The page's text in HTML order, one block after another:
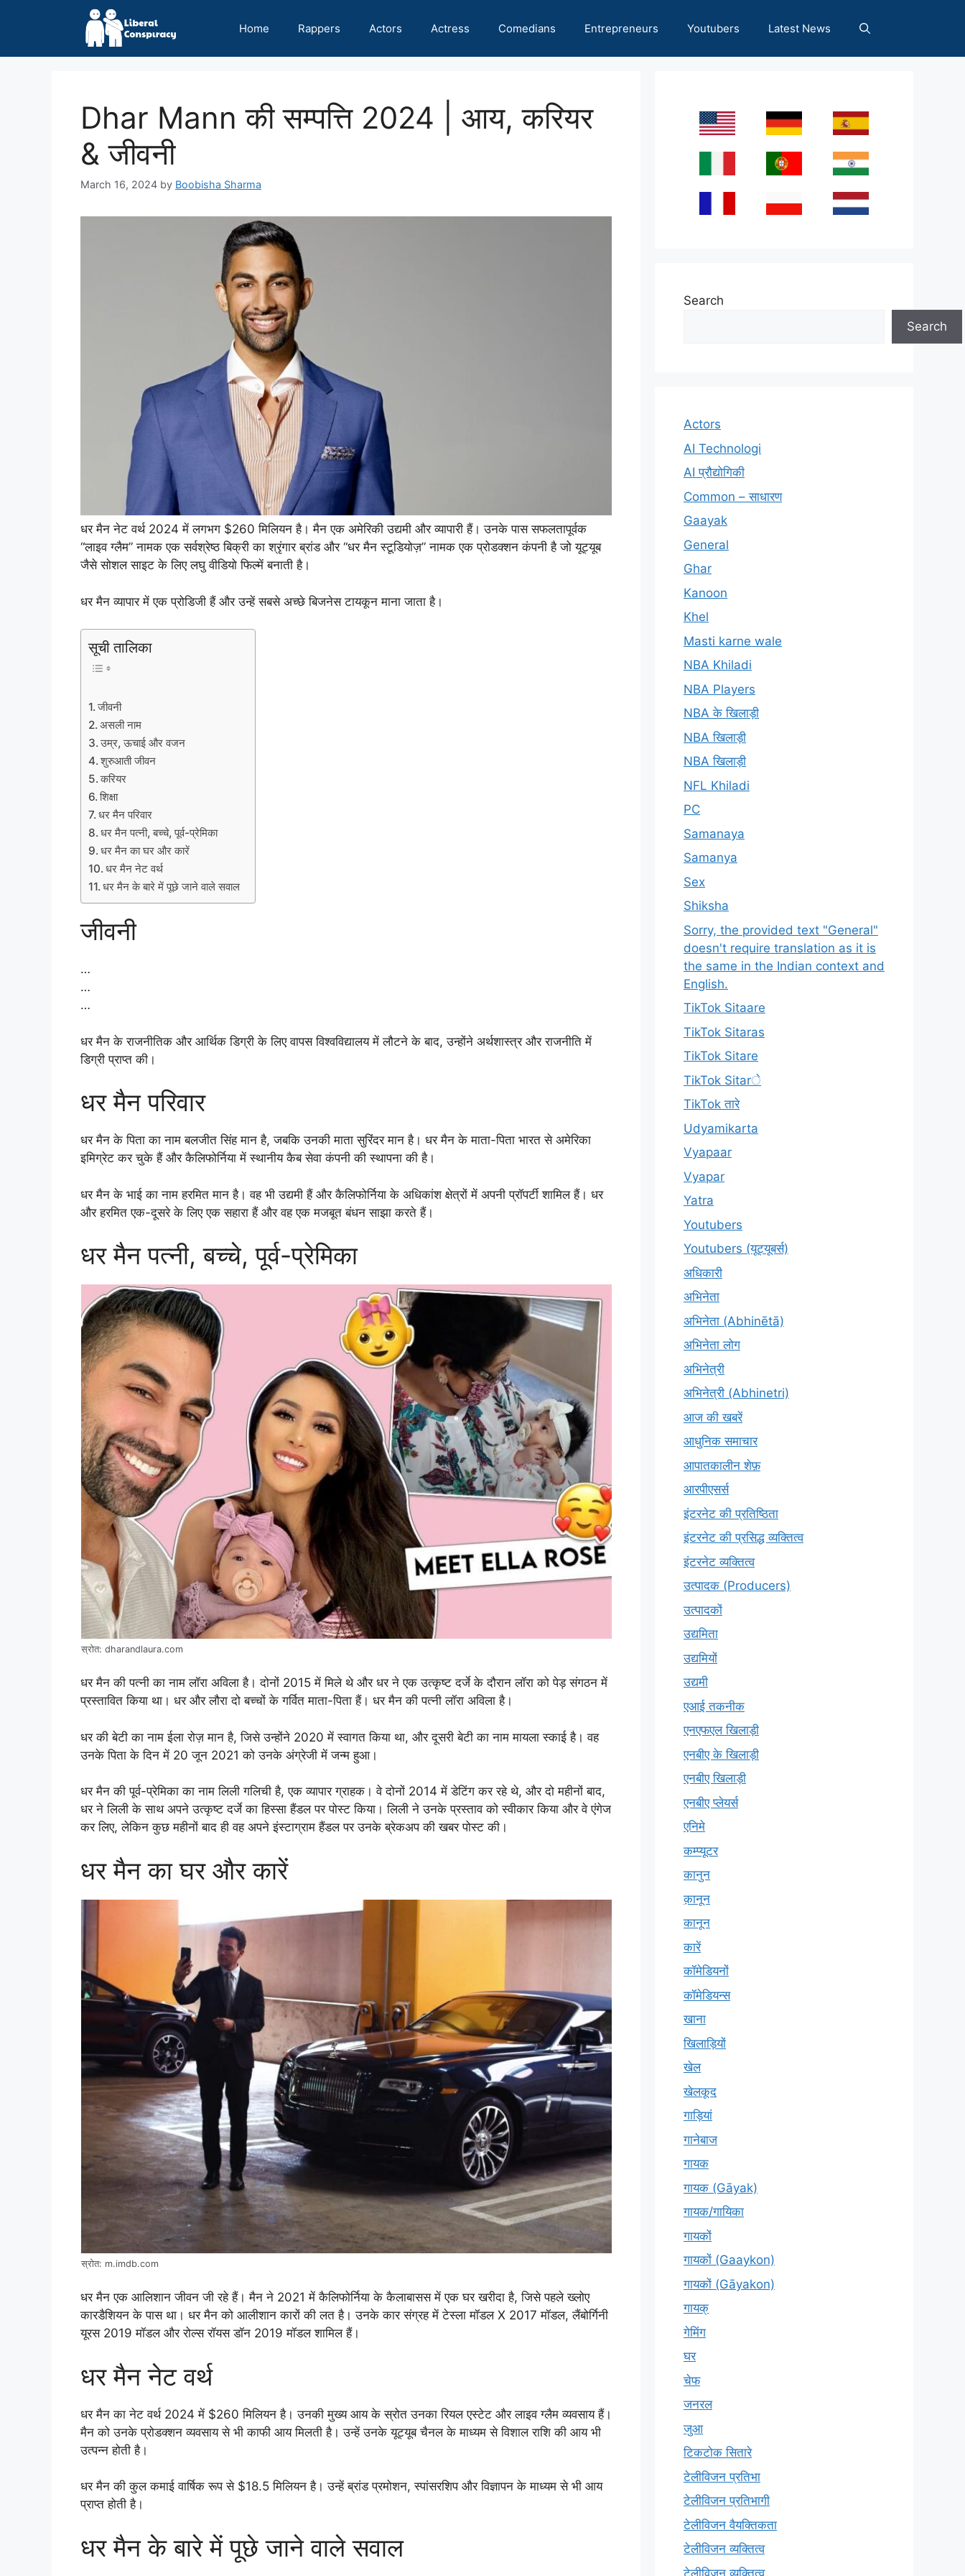
Home Rappers Actors Actress Comedians Entrepreneurs Youtubers Latest News
Dhar Mann की सम्पत्ति 2024 | आय, करियर
& जीवनी
March 16, 2024 by Boobisha Sharma
धर मैन नेट वर्थ 2024 में लगभग $260 मिलियन है। मैन एक अमेरिकी उद्यमी और व्यापारी हैं। उनके पास सफलतापूर्वक
“लाइव ग्लैम” नामक एक सर्वश्रेष्ठ बिक्री का श्रृंगार ब्रांड और “धर मैन स्टूडियोज़” नामक एक प्रोडक्शन कंपनी है जो यूट्यूब
जैसे सोशल साइट के लिए लघु वीडियो फिल्में बनाती है।
धर मैन व्यापार में एक प्रोडिजी हैं और उन्हें सबसे अच्छे बिजनेस टायकून माना जाता है।
सूची तालिका
जीवनी
असली नाम
उम्र, ऊचाई और वजन
शुरुआती जीवन
करियर
शिक्षा
धर मैन परिवार
धर मैन पत्नी, बच्चे, पूर्व-प्रेमिका
धर मैन का घर और कारें
धर मैन नेट वर्थ
धर मैन के बारे में पूछे जाने वाले सवाल
जीवनी
…
…
…
धर मैन के राजनीतिक और आर्थिक डिग्री के लिए वापस विश्वविद्यालय में लौटने के बाद, उन्होंने अर्थशास्त्र और राजनीति में
डिग्री प्राप्त की।
धर मैन परिवार
धर मैन के पिता का नाम बलजीत सिंह मान है, जबकि उनकी माता सुरिंदर मान है। धर मैन के माता-पिता भारत से अमेरिका
इमिग्रेट कर चुके हैं और कैलिफोर्निया में स्थानीय कैब सेवा कंपनी की स्थापना की है।
धर मैन के भाई का नाम हरमित मान है। वह भी उद्यमी हैं और कैलिफोर्निया के अधिकांश क्षेत्रों में अपनी प्रॉपर्टी शामिल हैं। धर
और हरमित एक-दूसरे के लिए एक सहारा हैं और वह एक मजबूत बंधन साझा करते हैं।
धर मैन पत्नी, बच्चे, पूर्व-प्रेमिका
स्रोत: dharandlaura.com
धर मैन की पत्नी का नाम लॉरा अविला है। दोनों 2015 में मिले थे और धर ने एक उत्कृष्ट दर्जे के दौरान लॉरा को पेड़ संगठन में
प्रस्तावित किया था। धर और लौरा दो बच्चों के गर्वित माता-पिता हैं। धर मैन की पत्नी लॉरा अविला है।
धर की बेटी का नाम ईला रोज़ मान है, जिसे उन्होंने 2020 में स्वागत किया था, और दूसरी बेटी का नाम मायला स्काई है। वह
उनके पिता के दिन में 20 जून 2021 को उनके अंग्रेजी में जन्म हुआ।
धर मैन की पूर्व-प्रेमिका का नाम लिली गलिची है, एक व्यापार ग्राहक। वे दोनों 2014 में डेटिंग कर रहे थे, और दो महीनों बाद,
धर ने लिली के साथ अपने उत्कृष्ट दर्जे का हिस्सा हैंडल पर पोस्ट किया। लिली ने उनके प्रस्ताव को स्वीकार किया और वे एंगेज
कर लिए, लेकिन कुछ महीनों बाद ही वह अपने इंस्टाग्राम हैंडल पर उनके ब्रेकअप की खबर पोस्ट की।
धर मैन का घर और कारें
स्रोत: m.imdb.com
धर मैन एक आलिशान जीवन जी रहे हैं। मैन ने 2021 में कैलिफोर्निया के कैलाबासस में एक घर खरीदा है, जिसे पहले ख्लोए
कारडैशियन के पास था। धर मैन को आलीशान कारों की लत है। उनके कार संग्रह में टेस्ला मॉडल X 2017 मॉडल, लैंबोर्गिनी
यूरस 2019 मॉडल और रोल्स रॉयस डॉन 2019 मॉडल शामिल हैं।
धर मैन नेट वर्थ
धर मैन का नेट वर्थ 2024 में $260 मिलियन है। उनकी मुख्य आय के स्रोत उनका रियल एस्टेट और लाइव ग्लैम व्यवसाय हैं।
मैन को उनके प्रोडक्शन व्यवसाय से भी काफी आय मिलती है। उन्हें उनके यूट्यूब चैनल के माध्यम से विशाल राशि की आय भी
उत्पन्न होती है।
धर मैन की कुल कमाई वार्षिक रूप से $18.5 मिलियन है। उन्हें ब्रांड प्रमोशन, स्पांसरशिप और विज्ञापन के माध्यम से भी आय
प्राप्त होती है।
धर मैन के बारे में पूछे जाने वाले सवाल
Search
Search
Actors
AI Technologi
AI प्रौद्योगिकी
Common – साधारण
Gaayak
General
Ghar
Kanoon
Khel
Masti karne wale
NBA Khiladi
NBA Players
NBA के खिलाड़ी
NBA खिलाड़ी
NBA खिलाड़ी
NFL Khiladi
PC
Samanaya
Samanya
Sex
Shiksha
Sorry, the provided text "General"
doesn't require translation as it is
the same in the Indian context and
English.
TikTok Sitaare
TikTok Sitaras
TikTok Sitare
TikTok Sitarे
TikTok तारे
Udyamikarta
Vyapaar
Vyapar
Yatra
Youtubers
Youtubers (यूट्यूबर्स)
अधिकारी
अभिनेता
अभिनेता (Abhinētā)
अभिनेता लोग
अभिनेत्री
अभिनेत्री (Abhinetri)
आज की खबरें
आधुनिक समाचार
आपातकालीन शेफ़
आरपीएसर्स
इंटरनेट की प्रतिष्ठिता
इंटरनेट की प्रसिद्ध व्यक्तित्व
इंटरनेट व्यक्तित्व
उत्पादक (Producers)
उत्पादकों
उद्यमिता
उद्यमियों
उद्यमी
एआई तकनीक
एनएफएल खिलाड़ी
एनबीए के खिलाड़ी
एनबीए खिलाड़ी
एनबीए प्लेयर्स
एनिमे
कम्प्यूटर
कानुन
क़ानून
कानून
कारें
कॉमेडियनों
कॉमेडियन्स
खाना
खिलाड़ियों
खेल
खेलकूद
गाड़ियां
गानेबाज
गायक
गायक (Gāyak)
गायक/गायिका
गायकों
गायकों (Gaaykon)
गायकों (Gāyakon)
गायक्
गेमिंग
घर
चेफ
जनरल
जुआ
टिकटोक सितारे
टेलीविजन प्रतिभा
टेलीविजन प्रतिभागी
टेलीविजन वैयक्तिकता
टेलीविजन व्यक्तित्व
टेलीविज़न व्यक्तित्व